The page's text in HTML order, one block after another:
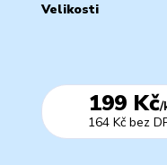
Velikosti
199 Kč/
164 Kč bez